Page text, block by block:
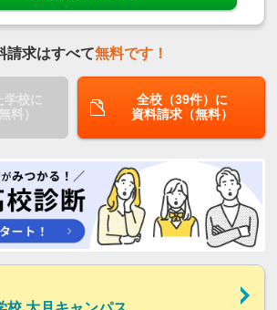
請求はすべて無料です！
学校に
料）
全校（39件）に
資料請求（無料）